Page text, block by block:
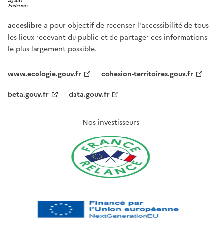
acceslibre a pour objectif de recenser l'accessibilité de tous
les lieux recevant du public et de partager ces informations
le plus largement possible.
www.ecologie.gouv.fr
cohesion-territoires.gouv.fr
beta.gouv.fr
data.gouv.fr
Nos investisseurs